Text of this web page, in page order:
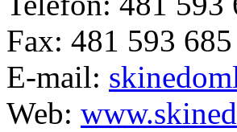
Fax: 481 593 685
E-mail:
Web: